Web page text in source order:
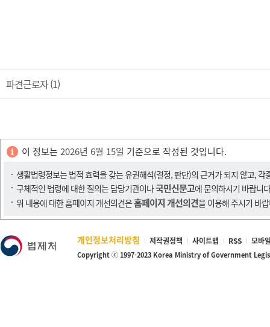
파견근로자 (1)
이 정보는 2026년 6월 15일 기준으로 작성된 것입니다.
생활법령정보는 법적 효력을 갖는 유권해석(결정, 판단)의 근거가 되지 않고,
구체적인 법령에 대한 질의는 담당기관이나국민신문고에 문의하시기 바랍니
위 내용에 대한 홈페이지 개선의견은홈페이지 개선의견을 이용해 주시기 바
개인정보처리방침 저작권정책 사이트맵 RSS 모바
Copyright ⓒ 1997-2023 Korea Ministry of Government